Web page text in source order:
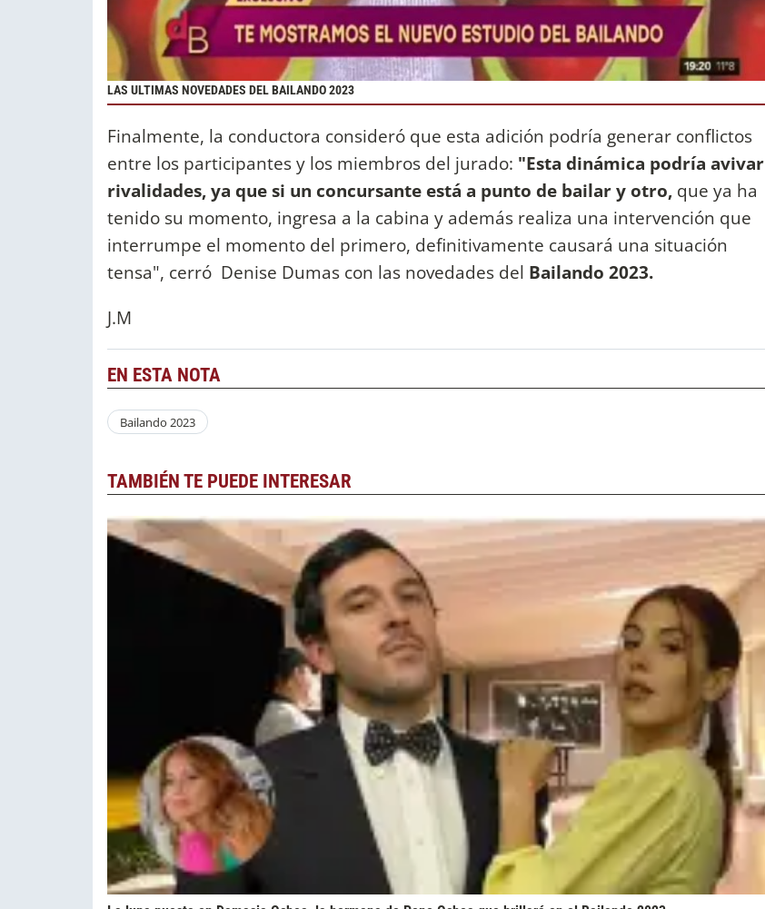
LAS ULTIMAS NOVEDADES DEL BAILANDO 2023
Finalmente, la conductora consideró que esta adición podría generar conflictos
entre los participantes y los miembros del jurado: "Esta dinámica podría avivar
rivalidades, ya que si un concursante está a punto de bailar y otro, que ya ha
tenido su momento, ingresa a la cabina y además realiza una intervención que
interrumpe el momento del primero, definitivamente causará una situación
tensa", cerró Denise Dumas con las novedades del Bailando 2023.
J.M
EN ESTA NOTA
Bailando 2023
TAMBIÉN TE PUEDE INTERESAR